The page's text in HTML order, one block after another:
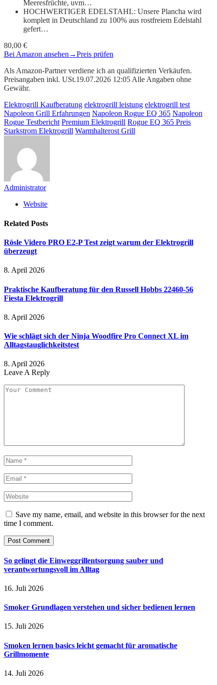
Meeresfrüchte, uvm…
HOCHWERTIGER EDELSTAHL: Unsere Plancha wird
komplett in Deutschland zu 100% aus rostfreiem Edelstahl
gefert…
80,00 €
Bei Amazon ansehen→Preis prüfen
Als Amazon-Partner verdiene ich an qualifizierten Verkäufen.
Preisangaben inkl. USt.19.07.2026 12:05 Alle Angaben ohne
Gewähr.
Elektrogrill Kaufberatung elektrogrill leistung elektrogrill test
Napoleon Grill Erfahrungen Napoleon Rogue EQ 365 Napoleon
Rogue Testbericht Premium Elektrogrill Rogue EQ 365 Preis
Starkstrom Elektrogrill Warmhalterost Grill
Administrator
Website
Related Posts
Rösle Videro PRO E2-P Test zeigt warum der Elektrogrill
überzeugt
8. April 2026
Praktische Kaufberatung für den Russell Hobbs 22460-56
Fiesta Elektrogrill
8. April 2026
Wie schlägt sich der Ninja Woodfire Pro Connect XL im
Alltagstauglichkeitstest
8. April 2026
Leave A Reply
Save my name, email, and website in this browser for the next
time I comment.
So gelingt die Einweggrillentsorgung sauber und
verantwortungsvoll im Alltag
16. Juli 2026
Smoker Grundlagen verstehen und sicher bedienen lernen
15. Juli 2026
Smoken lernen basics leicht gemacht für aromatische
Grillmomente
14. Juli 2026